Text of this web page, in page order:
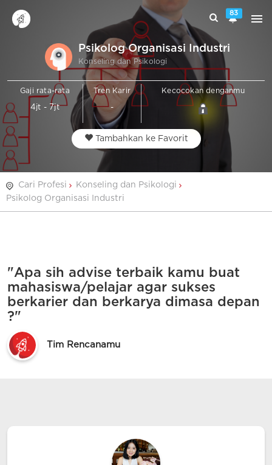
83
Psikolog Organisasi Industri
Konseling dan Psikologi
Gaji rata-rata
4jt - 7jt
Tren Karir
-
Kecocokan denganmu
Tambahkan ke Favorit
Cari Profesi
Konseling dan Psikologi
Psikolog Organisasi Industri
"Apa sih advise terbaik kamu buat
mahasiswa/pelajar agar sukses
berkarier dan berkarya dimasa depan
?"
Tim Rencanamu